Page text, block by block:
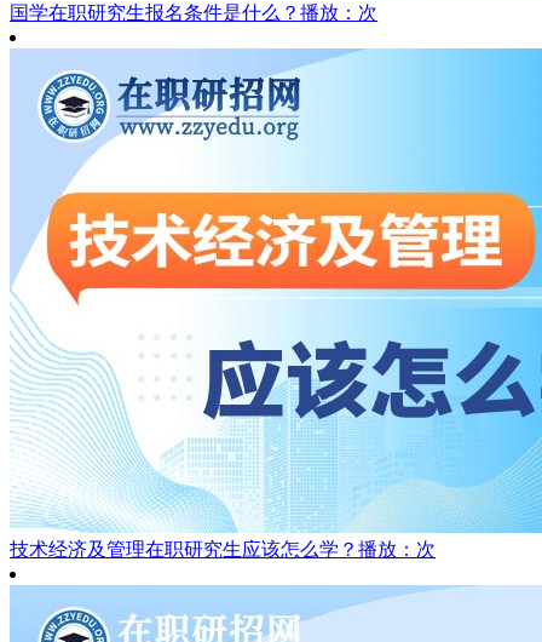
国学在职研究生报名条件是什么？ 播放：次
技术经济及管理在职研究生应该怎么学？ 播放：次